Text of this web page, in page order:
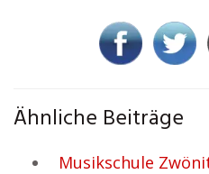
Ähnliche Beiträge
Musikschule